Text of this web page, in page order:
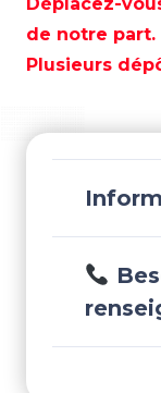
PAF15-
01010314
de notre part.
Plusieurs